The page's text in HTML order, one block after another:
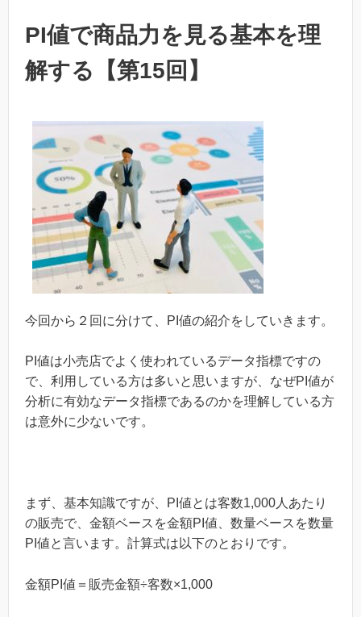
PI値で商品力を見る基本を理
解する【第15回】
今回から２回に分けて、PI値の紹介をしていきます。
PI値は小売店でよく使われているデータ指標ですの
で、利用している方は多いと思いますが、なぜPI値が
分析に有効なデータ指標であるのかを理解している方
は意外に少ないです。
まず、基本知識ですが、PI値とは客数1,000人あたり
の販売で、金額ベースを金額PI値、数量ベースを数量
PI値と言います。計算式は以下のとおりです。
金額PI値＝販売金額÷客数×1,000